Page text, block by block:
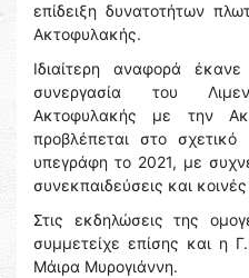
επίδειξη δυνατοτήτων
Ακτοφυλακής.
Ιδιαίτερη αναφορά
συνεργασία του
Ακτοφυλακής με την
προβλέπεται στο
υπεγράφη το 2021, με
συνεκπαιδεύσεις και
Στις εκδηλώσεις της
συμμετείχε επίσης και η
Μάιρα Μυρογιάννη.